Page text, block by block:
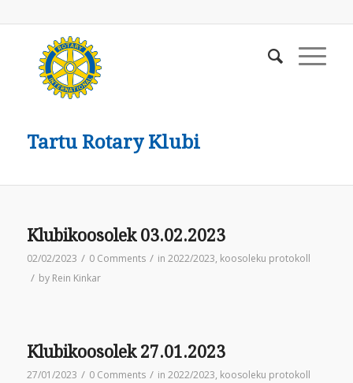
Tartu Rotary Klubi
Klubikoosolek 03.02.2023
02/02/2023 / 0 Comments / in 2022/2023, koosoleku protokoll
/ by Rein Kinkar
Klubikoosolek 27.01.2023
27/01/2023 / 0 Comments / in 2022/2023, koosoleku protokoll